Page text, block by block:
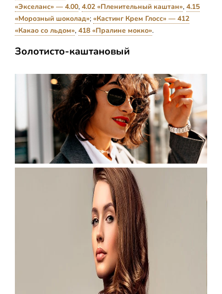
«Экселанс» — 4.00, 4.02 «Пленительный каштан», 4.15
«Морозный шоколад»; «Кастинг Крем Глосс» — 412
«Какао со льдом», 418 «Пралине мокко».
Золотисто-каштановый